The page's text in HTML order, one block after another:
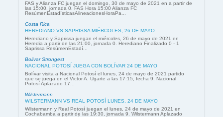
FAS y Alianza FC juegan el domingo, 30 de mayo de 2021 en a partir de
las 15:00, jornada 0. FAS Hora 15:00 Alianza FC
ResúmenEstadísticasAlineacionesHoraPa...
Costa Rica
HEREDIANO VS SAPRISSA MIÉRCOLES, 26 DE MAYO
Herediano y Saprissa juegan el miércoles, 26 de mayo de 2021 en
Heredia a partir de las 21:00, jornada 0. Herediano Finalizado 0 - 1
Saprissa ResúmenEstadí...
Bolivar Strongest
NACIONAL POTOSÍ JUEGA CON BOLÍVAR 24 DE MAYO
Bolívar visita a Nacional Potosí el lunes, 24 de mayo de 2021 partido
que se juega en el Victor A. Ugarte a las 17:15, fecha 9. Nacional
Potosí Aplazado 17...
Wilstermann
WILSTERMANN VS REAL POTOSÍ LUNES, 24 DE MAYO
Wilstermann y Real Potosí juegan el lunes, 24 de mayo de 2021 en
Cochabamba a partir de las 19:30, jornada 9. Wilstermann Aplazado